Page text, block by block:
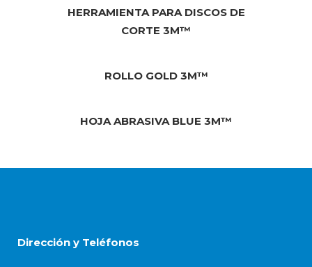
HERRAMIENTA PARA DISCOS DE
CORTE 3M™
ROLLO GOLD 3M™
HOJA ABRASIVA BLUE 3M™
Dirección y Teléfonos